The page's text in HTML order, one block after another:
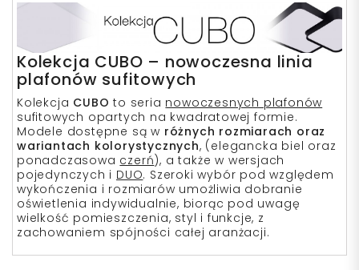
Kolekcja CUBO – nowoczesna linia
plafonów sufitowych
Kolekcja CUBOto seria nowoczesnych plafonów
sufitowych opartych na kwadratowej formie.
Modele dostępne są w różnych rozmiarach oraz
wariantach kolorystycznych, (elegancka biel oraz
ponadczasowa czerń), a także w wersjach
pojedynczych i DUO. Szeroki wybór pod względem
wykończenia i rozmiarów umożliwia dobranie
oświetlenia indywidualnie, biorąc pod uwagę
wielkość pomieszczenia, styl i funkcje, z
zachowaniem spójności całej aranżacji.